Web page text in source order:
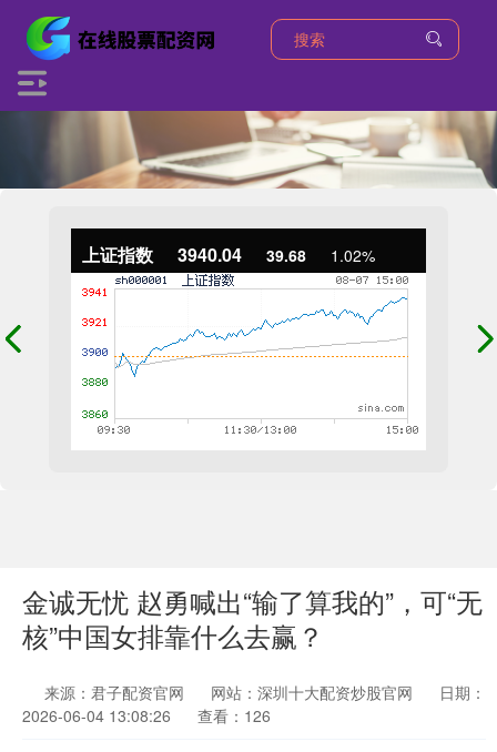
上证指数 3940.04 39.68 1.02%
金诚无忧 赵勇喊出“输了算我的”，可“无
核”中国女排靠什么去赢？
来源：君子配资官网 网站：深圳十大配资炒股官网
日期：
2026-06-04 13:08:26
查看：126